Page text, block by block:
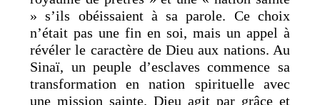
» s’ils obéissaient à sa parole. Ce choix
n’était pas une fin en soi, mais un appel à
révéler le caractère de Dieu aux nations. Au
Sinaï, un peuple d’esclaves commence sa
transformation en nation spirituelle avec
une mission sainte. Dieu agit par grâce et